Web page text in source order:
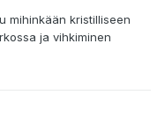
mihinkään kristilliseen
ja vihkiminen